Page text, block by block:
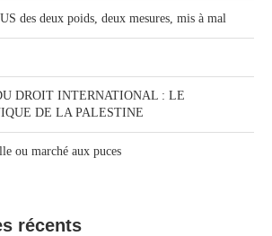
des deux poids, deux mesures, mis à mal
DROIT INTERNATIONAL : LE
DE LA PALESTINE
ou marché aux puces
récents